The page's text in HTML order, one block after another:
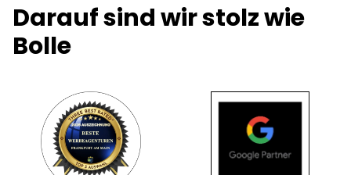
Darauf sind wir stolz wie
Bolle